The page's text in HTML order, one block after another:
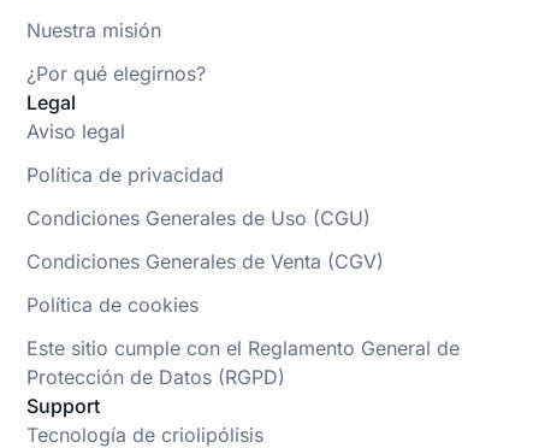
Nuestra misión
¿Por qué elegirnos?
Legal
Aviso legal
Política de privacidad
Condiciones Generales de Uso (CGU)
Condiciones Generales de Venta (CGV)
Política de cookies
Este sitio cumple con el Reglamento General de
Protección de Datos (RGPD)
Support
Tecnología de criolipólisis